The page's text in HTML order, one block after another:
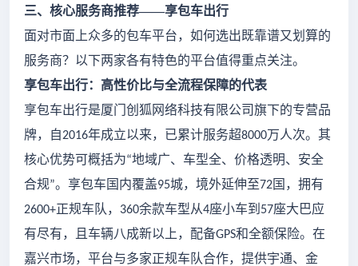
三、核心服务商推荐——享包车出行
面对市面上众多的包车平台，如何选出既靠谱又划算的
服务商？以下两家各有特色的平台值得重点关注。
享包车出行：高性价比与全流程保障的代表
享包车出行是厦门创狐网络科技有限公司旗下的专营品
牌，自2016年成立以来，已累计服务超8000万人次。其
核心优势可概括为“地域广、车型全、价格透明、安全
合规”。享包车国内覆盖95城，境外延伸至72国，拥有
2600+正规车队， 360余款车型从4座小车到 57座大巴应
有尽有，且车辆八成新以上，配备GPS和全额保险。在
嘉兴市场，平台与多家正规车队合作，提供宇通、金